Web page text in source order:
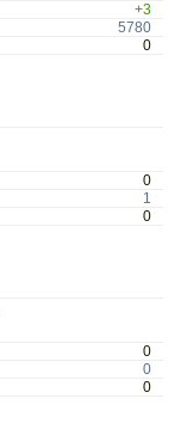
+3
5780
0
0
1
0
0
0
0